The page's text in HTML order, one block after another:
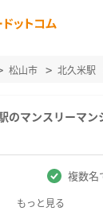
松山市 北久米駅
のマンスリーマン
複数名
もっと見る